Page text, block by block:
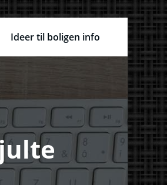
Ideer til boligen info